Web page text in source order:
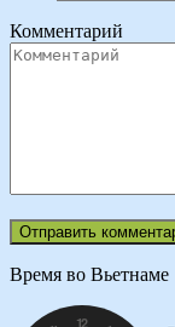
Комментарий
Время во Вьетнаме